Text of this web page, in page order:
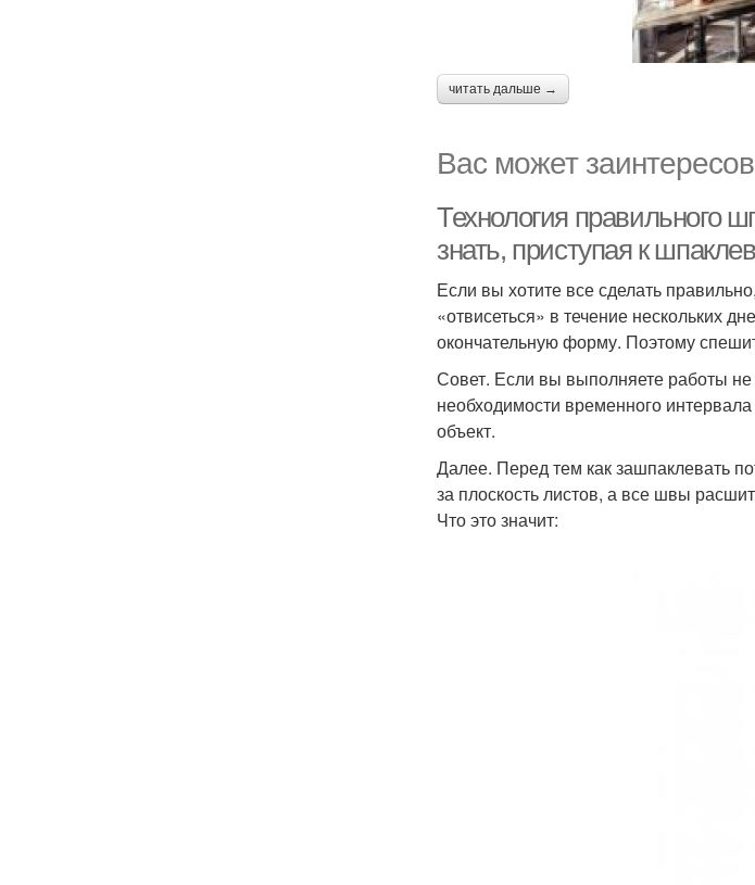
читать дальше →
Вас может
Технология правильного
знать, приступая к
Если вы хотите все сделать
«отвисеться» в течение нескольких
окончательную форму. Поэтому
Совет. Если вы выполняете работы
необходимости временного
объект.
Далее. Перед тем как зашпаклевать
за плоскость листов, а все швы
Что это значит: